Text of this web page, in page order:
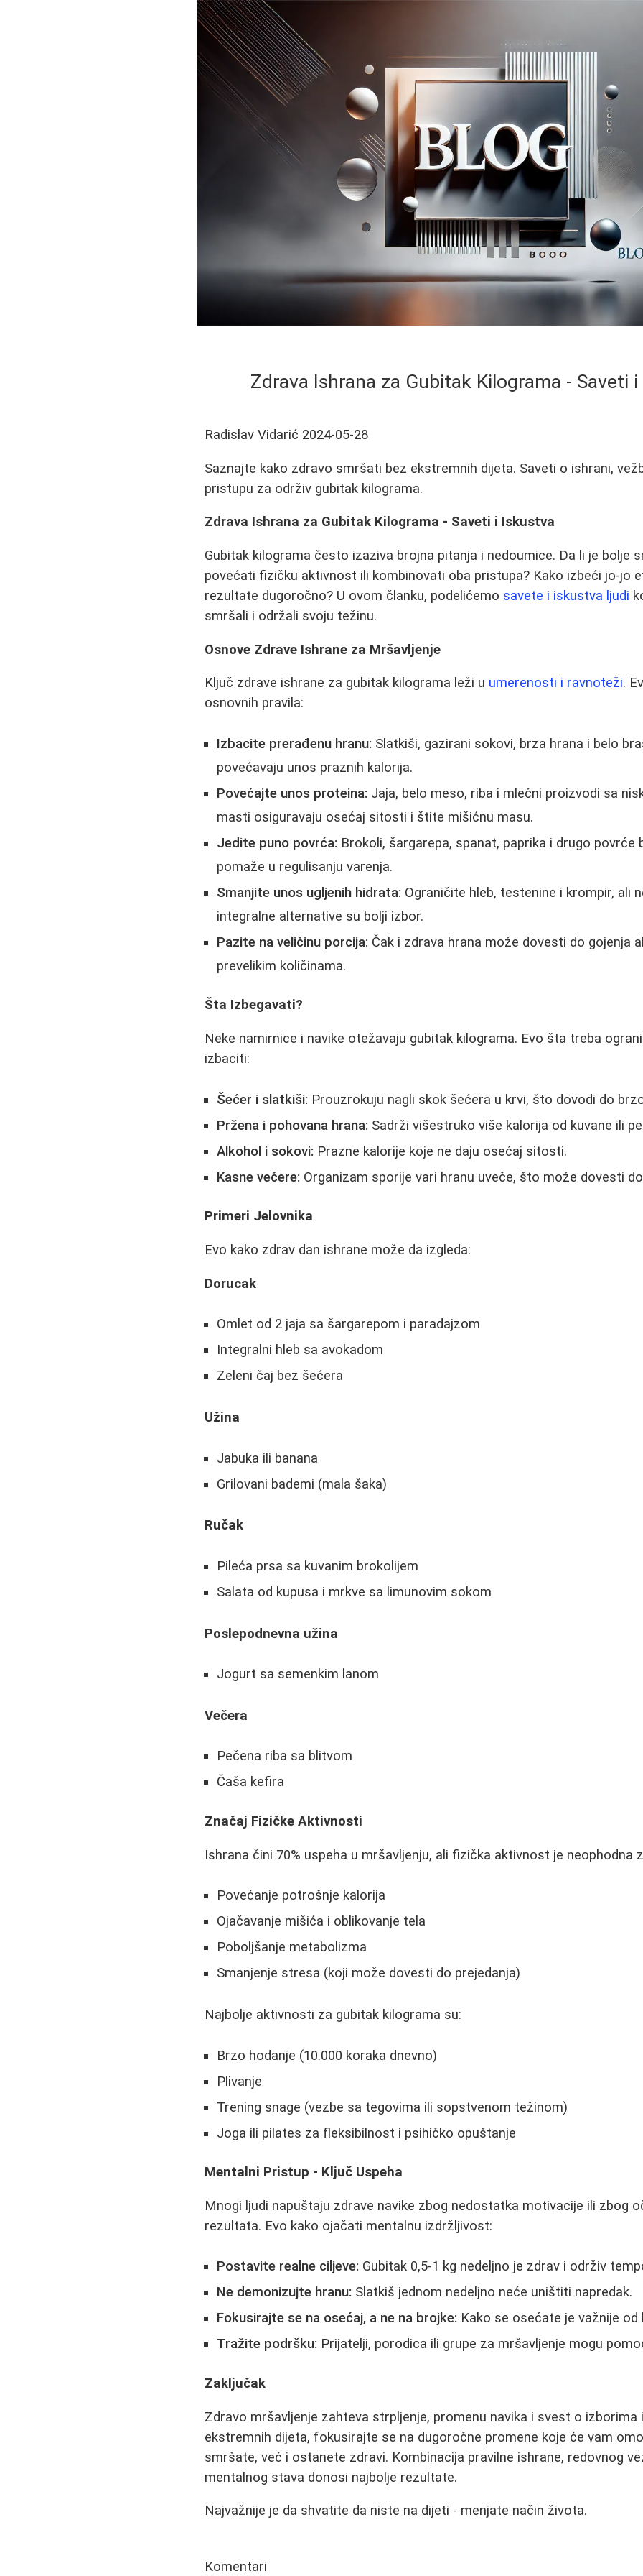
Zdrava Ishrana za Gubitak Kilograma - Saveti
Radislav Vidarić 2024-05-28
Saznajte kako zdravo smršati bez ekstremnih dijeta. Saveti o ishrani,
pristupu za održiv gubitak kilograma.
Zdrava Ishrana za Gubitak Kilograma - Saveti i Iskustva
Gubitak kilograma često izaziva brojna pitanja i nedoumice. Da li je bolje
povećati fizičku aktivnost ili kombinovati oba pristupa? Kako izbeći jo-jo
rezultate dugoročno? U ovom članku, podelićemo savete i iskustva ljudi
smršali i održali svoju težinu.
Osnove Zdrave Ishrane za Mršavljenje
Ključ zdrave ishrane za gubitak kilograma leži u umerenosti i ravnoteži.
osnovnih pravila:
Izbacite prerađenu hranu: Slatkiši, gazirani sokovi, brza hrana i belo
povećavaju unos praznih kalorija.
Povećajte unos proteina: Jaja, belo meso, riba i mlečni proizvodi sa
masti osiguravaju osećaj sitosti i štite mišićnu masu.
Jedite puno povrća: Brokoli, šargarepa, spanat, paprika i drugo povrće
pomaže u regulisanju varenja.
Smanjite unos ugljenih hidrata: Ograničite hleb, testenine i krompir, ali
integralne alternative su bolji izbor.
Pazite na veličinu porcija: Čak i zdrava hrana može dovesti do gojenja
prevelikim količinama.
Šta Izbegavati?
Neke namirnice i navike otežavaju gubitak kilograma. Evo šta treba
izbaciti:
Šećer i slatkiši: Prouzrokuju nagli skok šećera u krvi, što dovodi do
Pržena i pohovana hrana: Sadrži višestruko više kalorija od kuvane ili
Alkohol i sokovi: Prazne kalorije koje ne daju osećaj sitosti.
Kasne večere: Organizam sporije vari hranu uveče, što može dovesti
Primeri Jelovnika
Evo kako zdrav dan ishrane može da izgleda:
Dorucak
Omlet od 2 jaja sa šargarepom i paradajzom
Integralni hleb sa avokadom
Zeleni čaj bez šećera
Užina
Jabuka ili banana
Grilovani bademi (mala šaka)
Ručak
Pileća prsa sa kuvanim brokolijem
Salata od kupusa i mrkve sa limunovim sokom
Poslepodnevna užina
Jogurt sa semenkim lanom
Večera
Pečena riba sa blitvom
Čaša kefira
Značaj Fizičke Aktivnosti
Ishrana čini 70% uspeha u mršavljenju, ali fizička aktivnost je neophodna
Povećanje potrošnje kalorija
Ojačavanje mišića i oblikovanje tela
Poboljšanje metabolizma
Smanjenje stresa (koji može dovesti do prejedanja)
Najbolje aktivnosti za gubitak kilograma su:
Brzo hodanje (10.000 koraka dnevno)
Plivanje
Trening snage (vezbe sa tegovima ili sopstvenom težinom)
Joga ili pilates za fleksibilnost i psihičko opuštanje
Mentalni Pristup - Ključ Uspeha
Mnogi ljudi napuštaju zdrave navike zbog nedostatka motivacije ili zbog
rezultata. Evo kako ojačati mentalnu izdržljivost:
Postavite realne ciljeve: Gubitak 0,5-1 kg nedeljno je zdrav i održiv
Ne demonizujte hranu: Slatkiš jednom nedeljno neće uništiti napredak.
Fokusirajte se na osećaj, a ne na brojke: Kako se osećate je važnije od
Tražite podršku: Prijatelji, porodica ili grupe za mršavljenje mogu
Zaključak
Zdravo mršavljenje zahteva strpljenje, promenu navika i svest o izborima
ekstremnih dijeta, fokusirajte se na dugoročne promene koje će vam
smršate, već i ostanete zdravi. Kombinacija pravilne ishrane, redovnog
mentalnog stava donosi najbolje rezultate.
Najvažnije je da shvatite da niste na dijeti - menjate način života.
Komentari